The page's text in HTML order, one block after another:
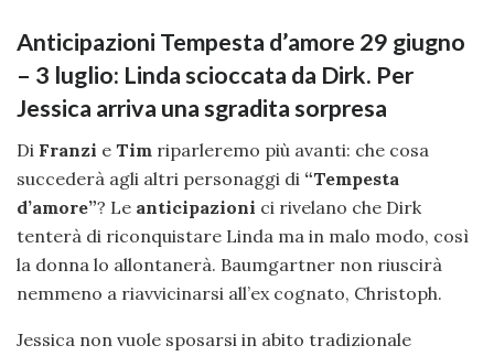
Anticipazioni Tempesta d’amore 29 giugno
– 3 luglio: Linda scioccata da Dirk. Per
Jessica arriva una sgradita sorpresa
Di Franzi e Tim riparleremo più avanti: che cosa
succederà agli altri personaggi di “Tempesta
d’amore”? Le anticipazioni ci rivelano che Dirk
tenterà di riconquistare Linda ma in malo modo, così
la donna lo allontanerà. Baumgartner non riuscirà
nemmeno a riavvicinarsi all’ex cognato, Christoph.
Jessica non vuole sposarsi in abito tradizionale